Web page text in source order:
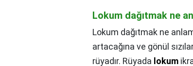
Lokum dağıtmak ne
Lokum dağıtmak ne
artacağına ve gönül
rüyadır. Rüyada lokum